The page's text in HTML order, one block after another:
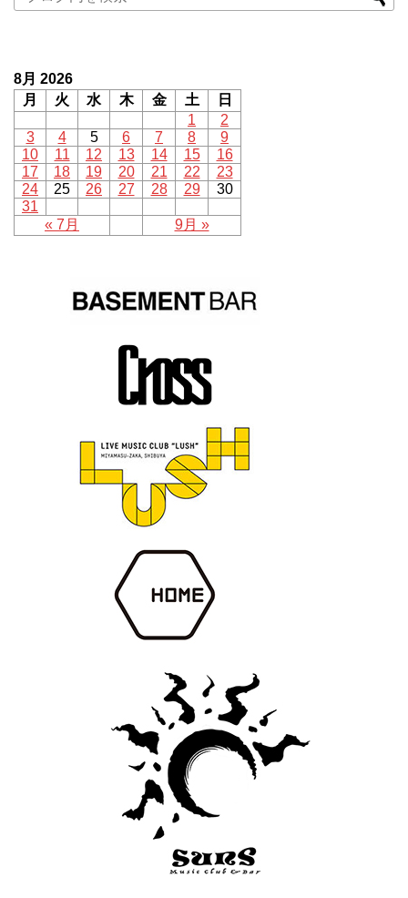
8月 2026
月
火 水 木 金 土
日
1
2
3
4 5 6 7 8
9
10
11 12 13 14 15
16
17
18 19 20 21 22
23
24
25 26 27 28 29
30
31
« 7月
9月 »